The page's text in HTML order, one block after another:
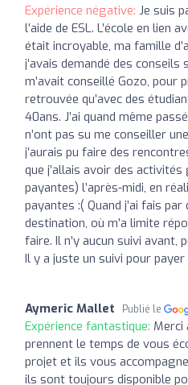
Expérience négative: Je suis
l’aide de ESL. L’école en lien
était incroyable, ma famille
j’avais demandé des
m’avait conseillé Gozo, pour
retrouvée qu’avec des
40ans. J’ai quand même
n’ont pas su me conseiller
j’aurais pu faire des
que j’allais avoir des
payantes) l’après-midi, en
payantes :( Quand j’ai fais
destination, où m’a limite
faire. Il n’y aucun suivi avant,
Il y a juste un suivi pour payer
Aymeric Mallet Publié le
Expérience fantastique: Merci
prennent le temps de vous
projet et ils vous
ils sont toujours disponible